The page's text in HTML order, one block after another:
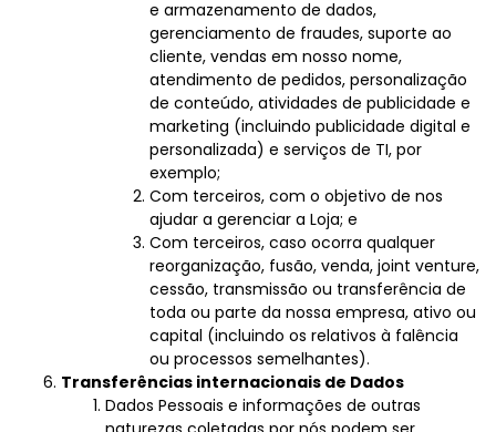
e armazenamento de dados,
gerenciamento de fraudes, suporte ao
cliente, vendas em nosso nome,
atendimento de pedidos, personalização
de conteúdo, atividades de publicidade e
marketing (incluindo publicidade digital e
personalizada) e serviços de TI, por
exemplo;
Com terceiros, com o objetivo de nos
ajudar a gerenciar a Loja; e
Com terceiros, caso ocorra qualquer
reorganização, fusão, venda, joint venture,
cessão, transmissão ou transferência de
toda ou parte da nossa empresa, ativo ou
capital (incluindo os relativos à falência
ou processos semelhantes).
Transferências internacionais de Dados
Dados Pessoais e informações de outras